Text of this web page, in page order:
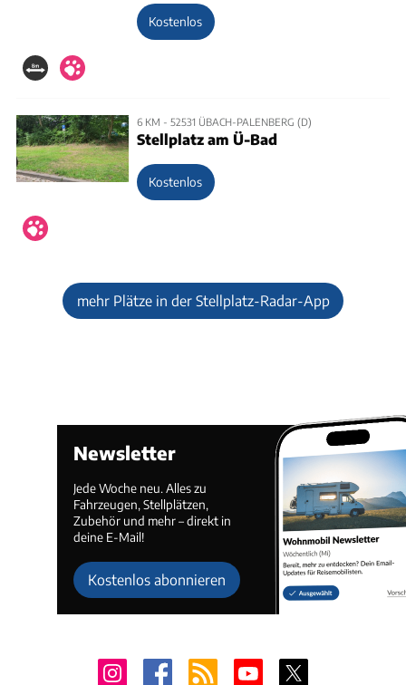
Kostenlos
6 KM - 52531 ÜBACH-PALENBERG (D)
Stellplatz am Ü-Bad
Kostenlos
mehr Plätze in der Stellplatz-Radar-App
Newsletter
Jede Woche neu. Alles zu
Fahrzeugen, Stellplätzen,
Zubehör und mehr – direkt in
deine E-Mail!
Kostenlos abonnieren